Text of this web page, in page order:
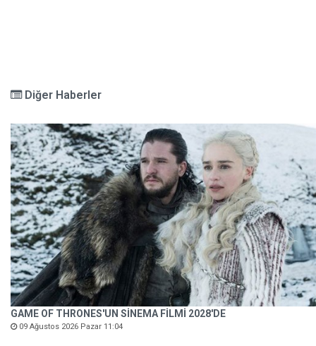
Diğer Haberler
GAME OF THRONES'UN SİNEMA FİLMİ 2028'DE
09 Ağustos 2026 Pazar 11:04